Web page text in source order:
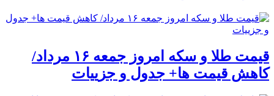
قیمت طلا و سکه امروز جمعه ۱۶ مرداد/
کاهش قیمت ها+ جدول و جزییات